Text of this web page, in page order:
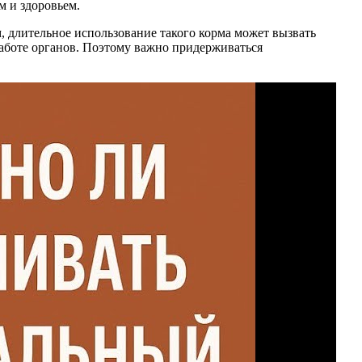
и здоровьем.
использование такого корма может вызвать
органов. Поэтому важно придерживаться